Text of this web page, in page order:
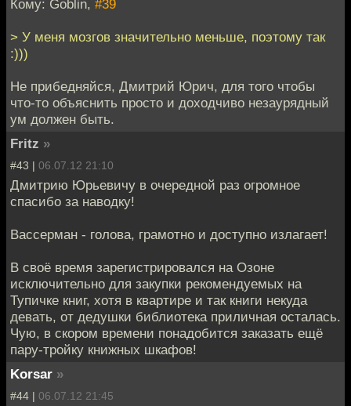
Кому: Goblin, #39
> У меня мозгов значительно меньше, поэтому так
:)))
Не прибедняйся, Дмитрий Юрич, для того чтобы
что-то объяснить просто и доходчиво незаурядный
ум должен быть.
Fritz »
#43 | 06.07.12 21:10
Дмитрию Юрьевичу в очередной раз огромное
спасибо за наводку!
Вассерман - голова, грамотно и доступно излагает!
В своё время зарегистрировался на Озоне
исключительно для закупки рекомендуемых на
Тупичке книг, хотя в квартире и так книги некуда
девать, от дедушки библиотека приличная осталась.
Чую, в скором времени понадобится заказать ещё
пару-тройку книжных шкафов!
Korsar »
#44 | 06.07.12 21:45